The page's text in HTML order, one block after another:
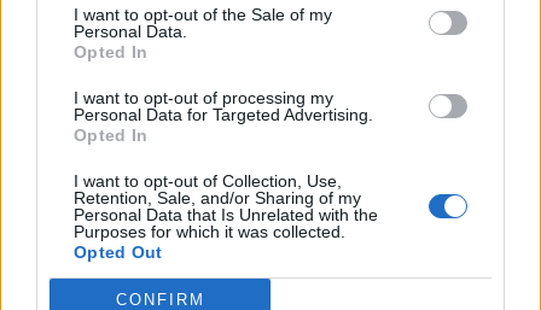
I want to opt-out of the Sale of my
Personal Data.
Opted In
I want to opt-out of processing my
Personal Data for Targeted Advertising.
Opted In
I want to opt-out of Collection, Use,
Retention, Sale, and/or Sharing of my
Personal Data that Is Unrelated with the
Purposes for which it was collected.
Opted Out
CONFIRM
Staran luetuimmat
1
UUTISET